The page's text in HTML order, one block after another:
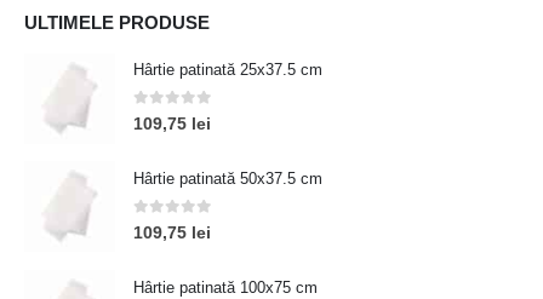
ULTIMELE PRODUSE
Hârtie patinată 25x37.5 cm
0out of 5
109,75 lei
Hârtie patinată 50x37.5 cm
0 out of 5
109,75 lei
Hârtie patinată 100x75 cm